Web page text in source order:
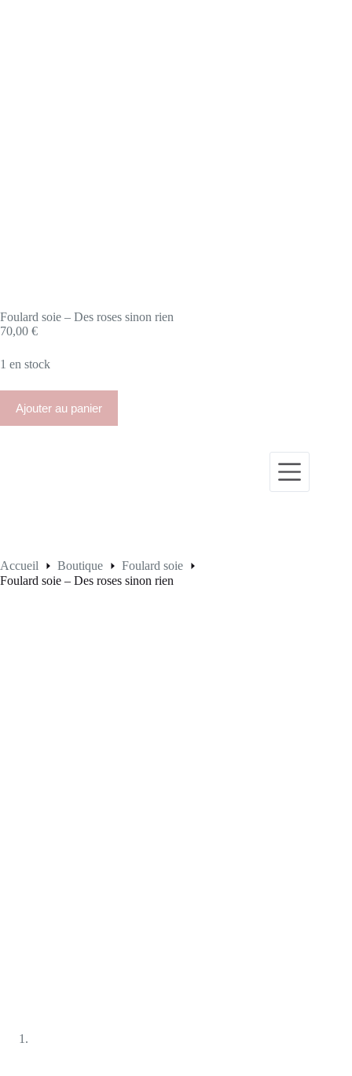
Foulard soie – Des roses sinon rien
70,00 €
1 en stock
Ajouter au panier
Accueil Boutique
Foulard soie
Foulard soie – Des roses sinon rien